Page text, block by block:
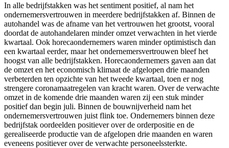
In alle bedrijfstakken was het sentiment positief, al nam het
ondernemersvertrouwen in meerdere bedrijfstakken af. Binnen de
autohandel was de afname van het vertrouwen het grootst, vooral
doordat de autohandelaren minder omzet verwachten in het vierde
kwartaal. Ook horecaondernemers waren minder optimistisch dan
een kwartaal eerder, maar het ondernemersvertrouwen bleef het
hoogst van alle bedrijfstakken. Horecaondernemers gaven aan dat
de omzet en het economisch klimaat de afgelopen drie maanden
verbeterden ten opzichte van het tweede kwartaal, toen er nog
strengere coronamaatregelen van kracht waren. Over de verwachte
omzet in de komende drie maanden waren zij een stuk minder
positief dan begin juli. Binnen de bouwnijverheid nam het
ondernemersvertrouwen juist flink toe. Ondernemers binnen deze
bedrijfstak oordeelden positiever over de orderpositie en de
gerealiseerde productie van de afgelopen drie maanden en waren
eveneens positiever over de verwachte personeelssterkte.